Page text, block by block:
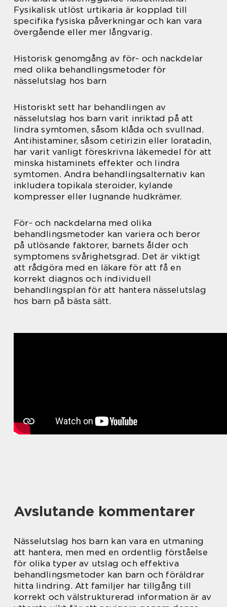
Fysikalisk utlöst urtikaria är kopplad till
specifika fysiska påverkningar och kan vara
övergående eller mer långvarig.
Historisk genomgång av för- och nackdelar
med olika behandlingsmetoder för
nässelutslag hos barn
Historiskt sett har behandlingen av
nässelutslag hos barn varit inriktad på att
lindra symtomen, såsom klåda och svullnad.
Antihistaminer, såsom cetirizin eller loratadin,
har varit vanligt föreskrivna läkemedel för att
minska histaminets effekter och lindra
symtomen. Andra behandlingsalternativ kan
inkludera topikala steroider, kylande
kompresser eller lugnande hudkrämer.
För- och nackdelarna med olika
behandlingsmetoder kan variera och beror
på utlösande faktorer, barnets ålder och
symptomens svårighetsgrad. Det är viktigt
att rådgöra med en läkare för att få en
korrekt diagnos och individuell
behandlingsplan för att hantera nässelutslag
hos barn på bästa sätt.
Avslutande kommentarer
Nässelutslag hos barn kan vara en utmaning
att hantera, men med en ordentlig förståelse
för olika typer av utslag och effektiva
behandlingsmetoder kan barn och föräldrar
hitta lindring. Att familjer har tillgång till
korrekt och välstrukturerad information är av